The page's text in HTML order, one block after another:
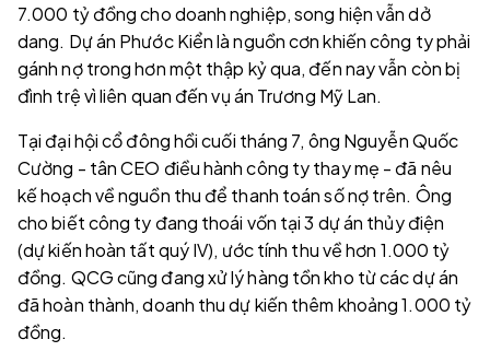
7.000 tỷ đồng cho doanh nghiệp, song hiện vẫn dở
dang. Dự án Phước Kiển là nguồn cơn khiến công ty phải
gánh nợ trong hơn một thập kỷ qua, đến nay vẫn còn bị
đình trệ vì liên quan đến vụ án Trương Mỹ Lan.
Tại đại hội cổ đông hồi cuối tháng 7, ông Nguyễn Quốc
Cường - tân CEO điều hành công ty thay mẹ - đã nêu
kế hoạch về nguồn thu để thanh toán số nợ trên. Ông
cho biết công ty đang thoái vốn tại 3 dự án thủy điện
(dự kiến hoàn tất quý IV), ước tính thu về hơn 1.000 tỷ
đồng. QCG cũng đang xử lý hàng tồn kho từ các dự án
đã hoàn thành, doanh thu dự kiến thêm khoảng 1.000 tỷ
đồng.